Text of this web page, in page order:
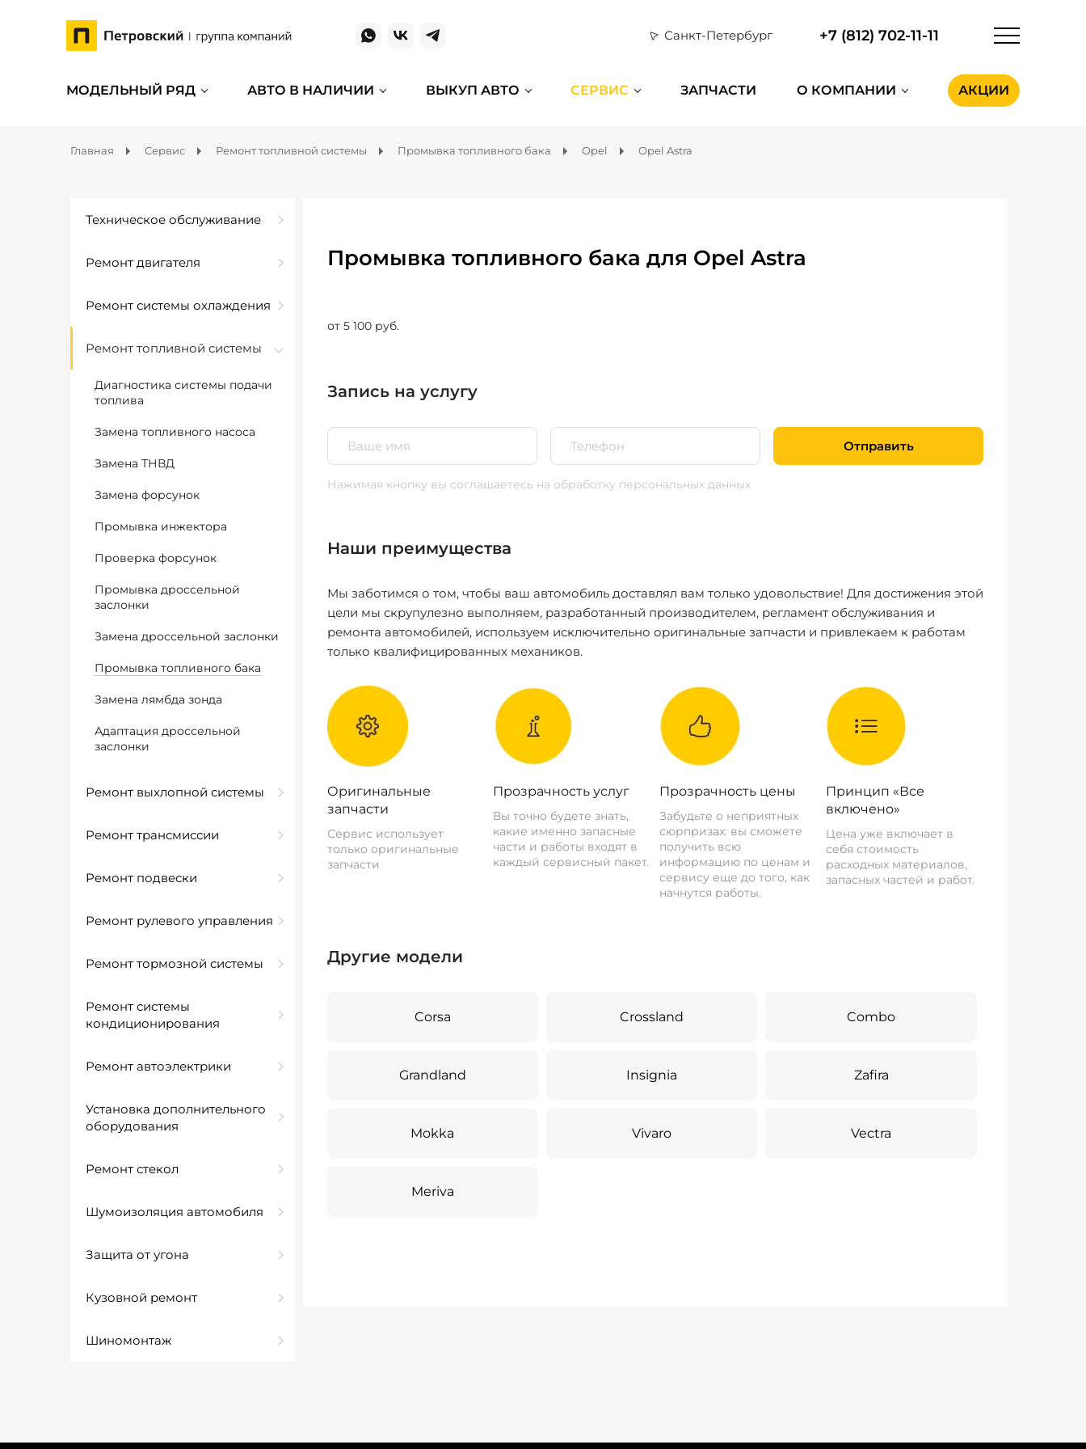
Санкт-Петербург +7 (812) 702-11-11
МОДЕЛЬНЫЙ РЯД АВТО В НАЛИЧИИ ВЫКУП АВТО СЕРВИС ЗАПЧАСТИ О КОМПАНИИ АКЦИИ
Главная Сервис Ремонт топливной системы Промывка топливного бака Opel Opel Astra
Техническое обслуживание
Ремонт двигателя
Ремонт системы охлаждения
Ремонт топливной системы
Диагностика системы подачи
топлива
Замена топливного насоса
Замена ТНВД
Замена форсунок
Промывка инжектора
Проверка форсунок
Промывка дроссельной
заслонки
Замена дроссельной заслонки
Промывка топливного бака
Замена лямбда зонда
Адаптация дроссельной
заслонки
Ремонт выхлопной системы
Ремонт трансмиссии
Ремонт подвески
Ремонт рулевого управления
Ремонт тормозной системы
Ремонт системы
кондиционирования
Ремонт автоэлектрики
Установка дополнительного
оборудования
Ремонт стекол
Шумоизоляция автомобиля
Защита от угона
Кузовной ремонт
Шиномонтаж
Промывка топливного бака для Opel Astra
от 5 100 руб.
Запись на услугу
Отправить
Нажимая кнопку вы соглашаетесь на обработку персональных данных
Наши преимущества
Мы заботимся о том, чтобы ваш автомобиль доставлял вам только удовольствие! Для достижения этой
цели мы скрупулезно выполняем, разработанный производителем, регламент обслуживания и
ремонта автомобилей, используем исключительно оригинальные запчасти и привлекаем к работам
только квалифицированных механиков.
Оригинальные
запчасти
Сервис использует
только оригинальные
запчасти
Прозрачность услуг
Вы точно будете знать,
какие именно запасные
части и работы входят в
каждый сервисный пакет.
Прозрачность цены
Забудьте о неприятных
сюрпризах: вы сможете
получить всю
информацию по ценам и
сервису еще до того, как
начнутся работы.
Принцип «Все
включено»
Цена уже включает в
себя стоимость
расходных материалов,
запасных частей и работ.
Другие модели
Corsa Crossland Combo
Grandland Insignia Zafira
Mokka Vivaro Vectra
Meriva